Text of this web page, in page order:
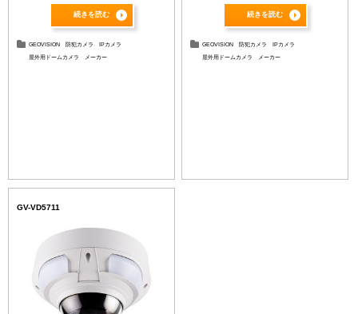
続きを読む
GEOVISION 防犯カメラ IPカメラ
屋外用ドームカメラ メーカー
続きを読む
GEOVISION 防犯カメラ IPカメラ
屋外用ドームカメラ メーカー
GV-VD5711